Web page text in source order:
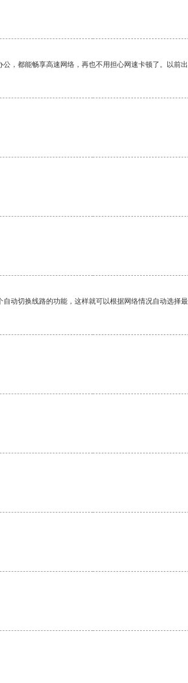
，都能畅享高速网络，再也不用担心网速卡顿了。以前
动切换线路的功能，这样就可以根据网络情况自动选择